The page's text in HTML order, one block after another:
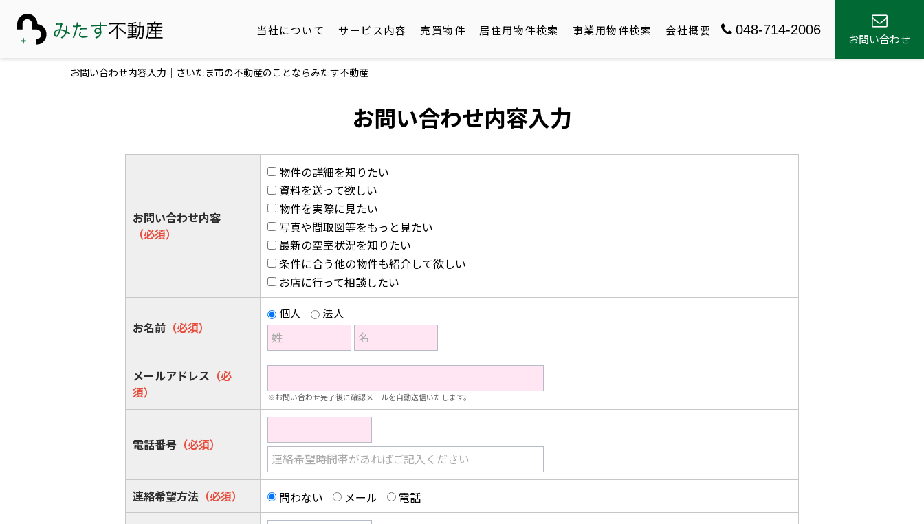
当社について サービス内容 売買物件 居住用物件検索 事業用物件検索 会社概要 048-714-2006
お問い合わせ
お問い合わせ内容入力｜さいたま市の不動産のことならみたす不動産
お問い合わせ内容入力
お問い合わせ内容
（必須）
物件の詳細を知りたい
資料を送って欲しい
物件を実際に見たい
写真や間取図等をもっと見たい
最新の空室状況を知りたい
条件に合う他の物件も紹介して欲しい
お店に行って相談したい
お名前 （必須）
個人
法人
姓
名
メールアドレス （必
須）
※お問い合わせ完了後に確認メールを自動送信いたします。
電話番号 （必須）
連絡希望時間帯があればご記入ください
連絡希望方法 （必須） 問わない メール 電話